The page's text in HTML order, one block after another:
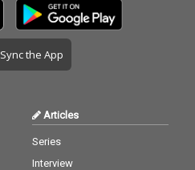
Sync the App
Articles
Series
Interview